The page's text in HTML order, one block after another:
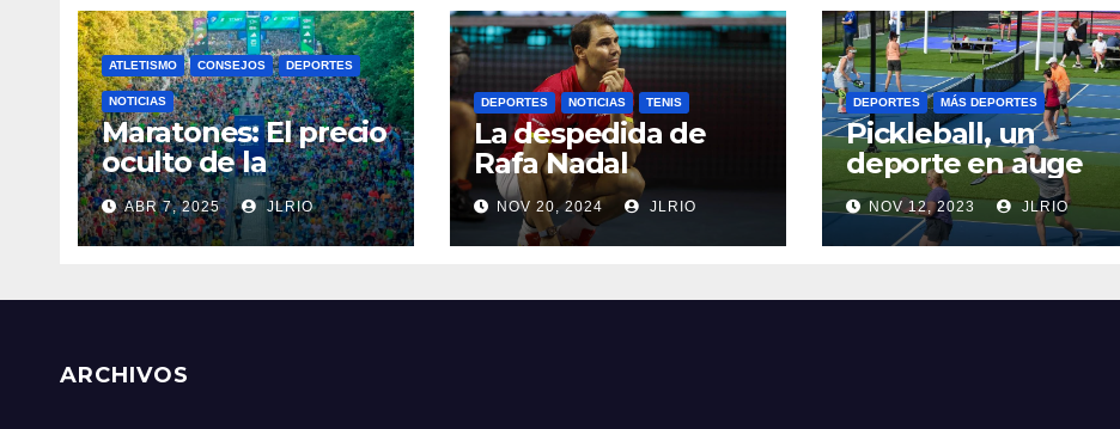
ATLETISMO CONSEJOS DEPORTES
NOTICIAS
Maratones: El precio
oculto de la
resistencia
ABR 7, 2025 JLRIO
DEPORTES NOTICIAS TENIS
La despedida de
Rafa Nadal
NOV 20, 2024 JLRIO
DEPORTES MÁS DEPORTES
Pickleball, un
deporte en auge
NOV 12, 2023 JLRIO
ARCHIVOS